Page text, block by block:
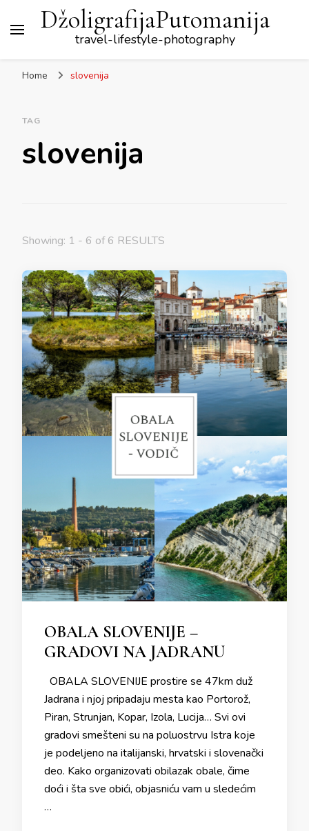
DžoligrafijaPutomanija
travel-lifestyle-photography
Home slovenija
TAG
slovenija
Showing: 1 - 6 of 6 RESULTS
OBALA SLOVENIJE –
GRADOVI NA JADRANU
OBALA SLOVENIJE prostire se 47km duž
Jadrana i njoj pripadaju mesta kao Portorož,
Piran, Strunjan, Kopar, Izola, Lucija… Svi ovi
gradovi smešteni su na poluostrvu Istra koje
je podeljeno na italijanski, hrvatski i slovenački
deo. Kako organizovati obilazak obale, čime
doći i šta sve obići, objasniću vam u sledećim
…